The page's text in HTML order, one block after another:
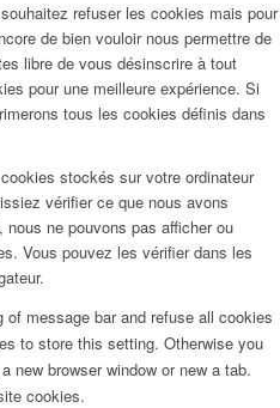
refuser les cookies mais pour
de bien vouloir nous permettre de
libre de vous désinscrire à tout
pour une meilleure expérience. Si
tous les cookies définis dans
stockés sur votre ordinateur
vérifier ce que nous avons
ne pouvons pas afficher ou
Vous pouvez les vérifier dans les
message bar and refuse all cookies
to store this setting. Otherwise you
new browser window or new a tab.
cookies.